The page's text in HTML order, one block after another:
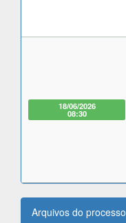
18/06/2026
08:30
Arquivos do processo